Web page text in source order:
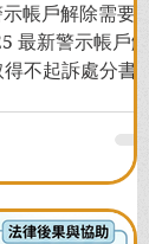
帳戶解除需要多
最新警示帳戶解
不起訴處分書到